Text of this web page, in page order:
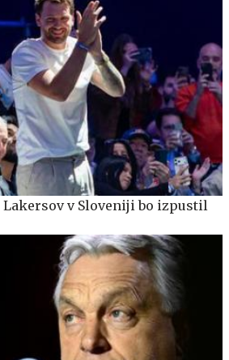
Lakersov v Sloveniji bo izpustil